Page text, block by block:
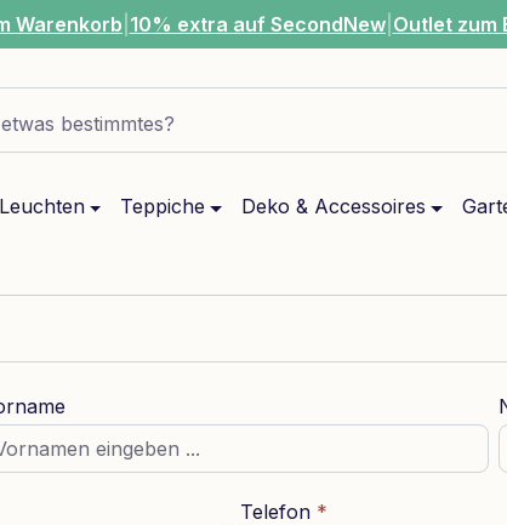
Warenkorb 10% extra auf SecondNew Outlet zum
bestimmtes?
Leuchten Teppiche Deko & Accessoires
Telefon *